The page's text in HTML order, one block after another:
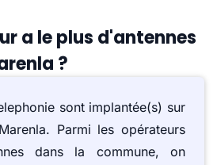
a le plus d'antennes
?
sont implantée(s) sur
Parmi les opérateurs
dans la commune, on